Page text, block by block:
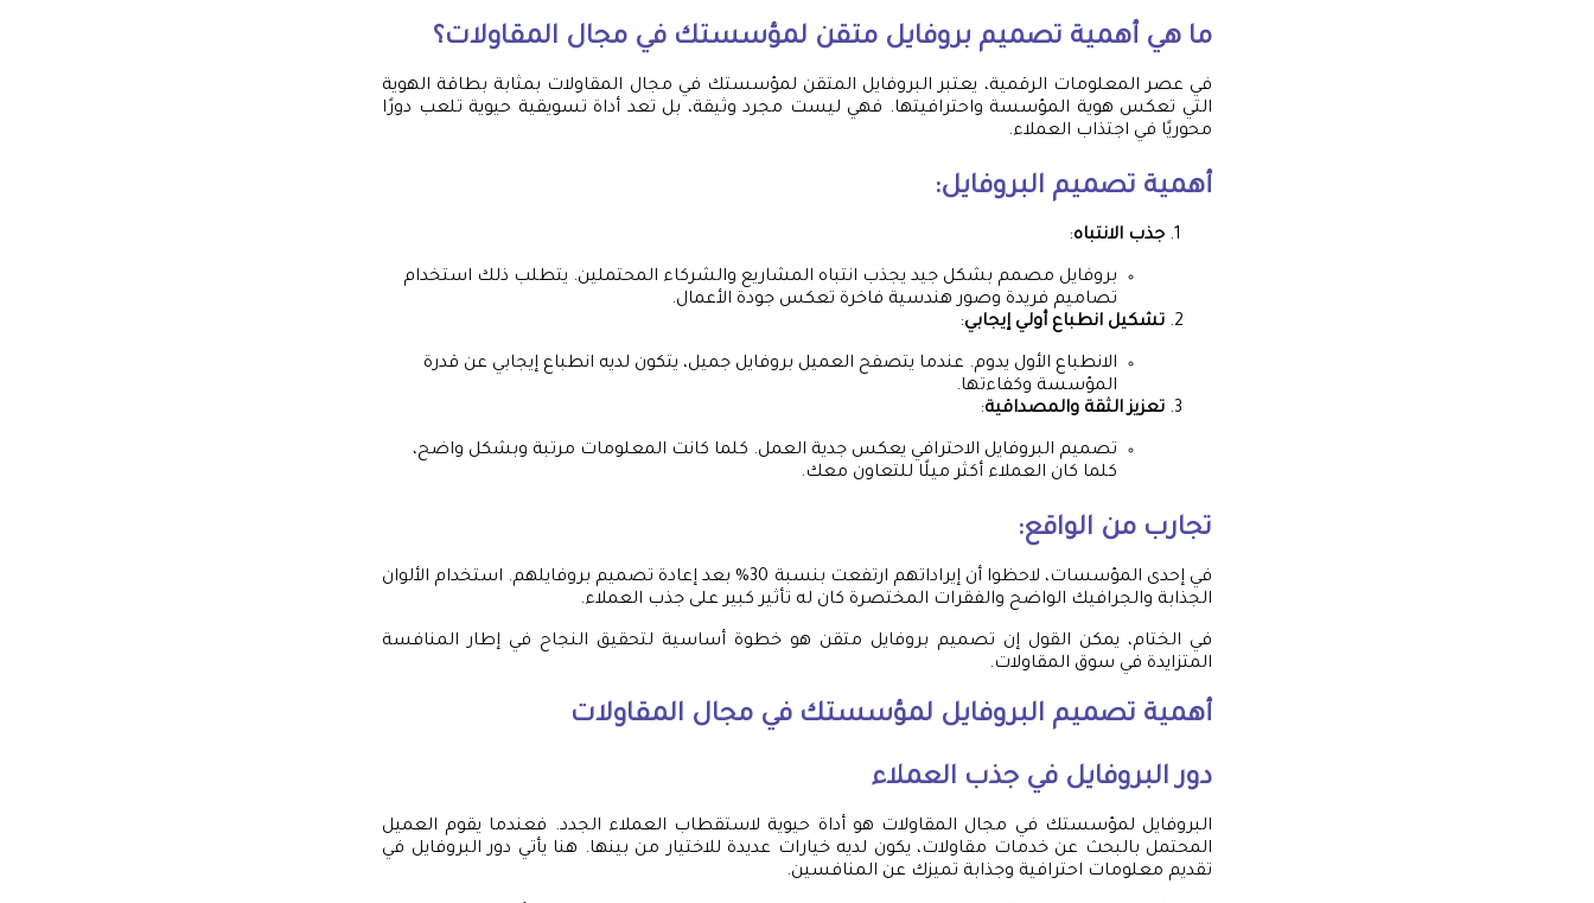
ما هي أهمية تصميم بروفايل متقن لمؤسستك في مجال المقاولات؟
في عصر المعلومات الرقمية، يعتبر البروفايل المتقن لمؤسستك في مجال المقاولات بمثابة بطاقة الهوية
التي تعكس هوية المؤسسة واحترافيتها. فهي ليست مجرد وثيقة، بل تعد أداة تسويقية حيوية تلعب دورًا
محوريًا في اجتذاب العملاء.
أهمية تصميم البروفايل:
جذب الانتباه:
بروفايل مصمم بشكل جيد يجذب انتباه المشاريع والشركاء المحتملين. يتطلب ذلك استخدام
تصاميم فريدة وصور هندسية فاخرة تعكس جودة الأعمال.
تشكيل انطباع أولي إيجابي:
الانطباع الأول يدوم. عندما يتصفح العميل بروفايل جميل، يتكون لديه انطباع إيجابي عن قدرة
المؤسسة وكفاءتها.
تعزيز الثقة والمصداقية:
تصميم البروفايل الاحترافي يعكس جدية العمل. كلما كانت المعلومات مرتبة وبشكل واضح،
كلما كان العملاء أكثر ميلًا للتعاون معك.
تجارب من الواقع:
في إحدى المؤسسات، لاحظوا أن إيراداتهم ارتفعت بنسبة 30% بعد إعادة تصميم بروفايلهم. استخدام الألوان
الجذابة والجرافيك الواضح والفقرات المختصرة كان له تأثير كبير على جذب العملاء.
في الختام، يمكن القول إن تصميم بروفايل متقن هو خطوة أساسية لتحقيق النجاح في إطار المنافسة
المتزايدة في سوق المقاولات.
أهمية تصميم البروفايل لمؤسستك في مجال المقاولات
دور البروفايل في جذب العملاء
البروفايل لمؤسستك في مجال المقاولات هو أداة حيوية لاستقطاب العملاء الجدد. فعندما يقوم العميل
المحتمل بالبحث عن خدمات مقاولات، يكون لديه خيارات عديدة للاختيار من بينها. هنا يأتي دور البروفايل في
تقديم معلومات احترافية وجذابة تميزك عن المنافسين.